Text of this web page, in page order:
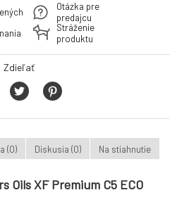
Otázka pre
predajcu
Stráženie
produktu
Zdieľať
(0) Diskusia (0) Na stiahnutie
Oils XF Premium C5 ECO